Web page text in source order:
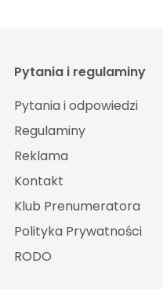
Pytania i regulaminy
Pytania i odpowiedzi
Regulaminy
Reklama
Kontakt
Klub Prenumeratora
Polityka Prywatności
RODO